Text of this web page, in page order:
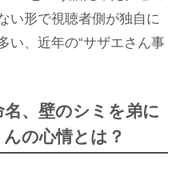
い形で視聴者側が独自に
い、近年の“サザエさん事
、壁のシミを弟に
の心情とは？